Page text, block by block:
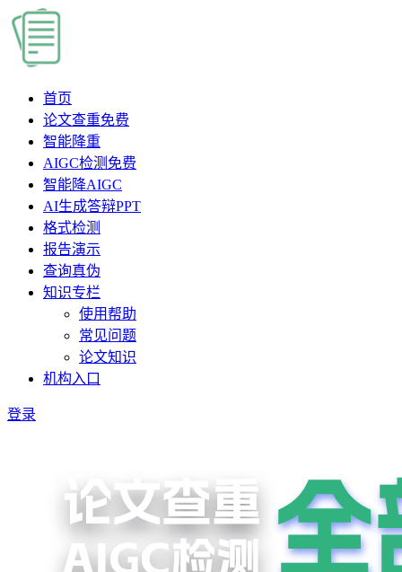
首页
论文查重免费
智能降重
AIGC检测 免费
智能降AIGC
AI生成答辩PPT
格式检测
报告演示
查询真伪
知识专栏
使用帮助
常见问题
论文知识
机构入口
登录